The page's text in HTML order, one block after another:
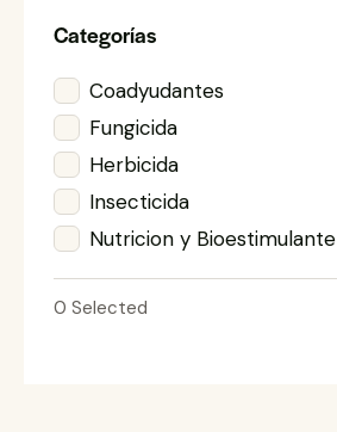
Categorías
Coadyudantes
Fungicida
Herbicida
Insecticida
Nutricion y Bioestimulante
0 Selected